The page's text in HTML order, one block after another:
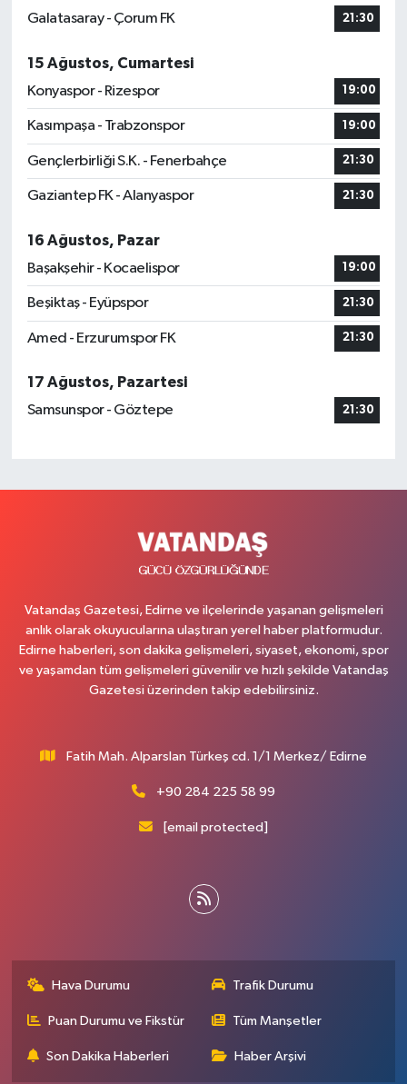
Galatasaray - Çorum FK
21:30
15 Ağustos, Cumartesi
Konyaspor - Rizespor
19:00
Kasımpaşa - Trabzonspor 19:00
Gençlerbirliği S.K. - Fenerbahçe 21:30
Gaziantep FK - Alanyaspor 21:30
16 Ağustos, Pazar
Başakşehir - Kocaelispor
19:00
Beşiktaş - Eyüpspor 21:30
Amed - Erzurumspor FK 21:30
17 Ağustos, Pazartesi
Samsunspor - Göztepe
21:30
Vatandaş Gazetesi, Edirne ve ilçelerinde yaşanan gelişmeleri
anlık olarak okuyucularına ulaştıran yerel haber platformudur.
Edirne haberleri, son dakika gelişmeleri, siyaset, ekonomi, spor
ve yaşamdan tüm gelişmeleri güvenilir ve hızlı şekilde Vatandaş
Gazetesi üzerinden takip edebilirsiniz.
Fatih Mah. Alparslan Türkeş cd. 1/1 Merkez/ Edirne
+90 284 225 58 99
[email protected]
Hava Durumu Trafik Durumu
Puan Durumu ve Fikstür Tüm Manşetler
Son Dakika Haberleri Haber Arşivi